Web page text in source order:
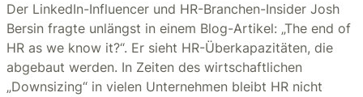
Der LinkedIn-Influencer und HR-Branchen-Insider Josh
Bersin fragte unlängst in einem Blog-Artikel: „The end of
HR as we know it?“. Er sieht HR-Überkapazitäten, die
abgebaut werden. In Zeiten des wirtschaftlichen
„Downsizing“ in vielen Unternehmen bleibt HR nicht